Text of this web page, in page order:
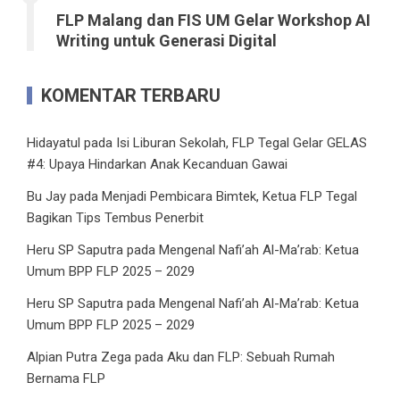
FLP Malang dan FIS UM Gelar Workshop AI
Writing untuk Generasi Digital
KOMENTAR TERBARU
Hidayatul pada Isi Liburan Sekolah, FLP Tegal Gelar GELAS
#4: Upaya Hindarkan Anak Kecanduan Gawai
Bu Jay pada Menjadi Pembicara Bimtek, Ketua FLP Tegal
Bagikan Tips Tembus Penerbit
Heru SP Saputra pada Mengenal Nafi’ah Al-Ma’rab: Ketua
Umum BPP FLP 2025 – 2029
Heru SP Saputra pada Mengenal Nafi’ah Al-Ma’rab: Ketua
Umum BPP FLP 2025 – 2029
Alpian Putra Zega pada Aku dan FLP: Sebuah Rumah
Bernama FLP